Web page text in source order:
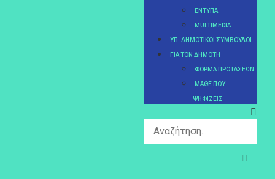
ΈΝΤΥΠΑ
MULTIMEDIA
ΥΠ. ΔΗΜΟΤΙΚΟΊ ΣΎΜΒΟΥΛΟΙ
ΓΙΑ ΤΟΝ ΔΗΜΌΤΗ
ΦΌΡΜΑ ΠΡΟΤΆΣΕΩΝ
MΆΘΕ ΠΟΥ
ΨΗΦΊΖΕΙΣ